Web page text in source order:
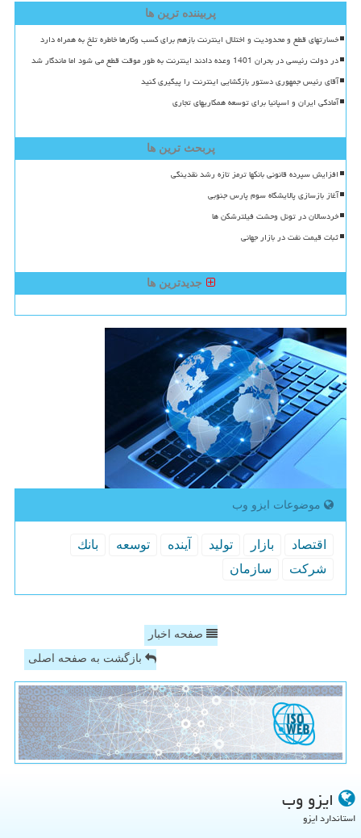
پربیننده ترین ها
خسارتهای قطع و محدودیت و اختلال اینترنت بازهم برای کسب وکارها خاطره تلخ به همراه دارد
در دولت رئیسی در بحران 1401 وعده دادند اینترنت به طور موقت قطع می شود اما ماندگار شد
آقای رئیس جمهوری دستور بازگشایی اینترنت را پیگیری کنید
آمادگی ایران و اسپانیا برای توسعه همکاریهای تجاری
پربحث ترین ها
افزایش سپرده قانونی بانکها ترمز تازه رشد نقدینگی
آغاز بازسازی پالایشگاه سوم پارس جنوبی
خردسالان در تونل وحشت فیلترشکن ها
ثبات قیمت نفت در بازار جهانی
جدیدترین ها
موضوعات ایزو وب
اقتصاد بازار تولید آینده توسعه
بانك
شركت
سازمان
صفحه اخبار
بازگشت به صفحه اصلی
ایزو وب
استاندارد ایزو